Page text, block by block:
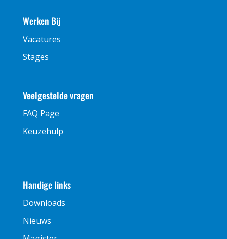
Werken Bij
Vacatures
Stages
Veelgestelde vragen
FAQ Page
Keuzehulp
Handige links
Downloads
Nieuws